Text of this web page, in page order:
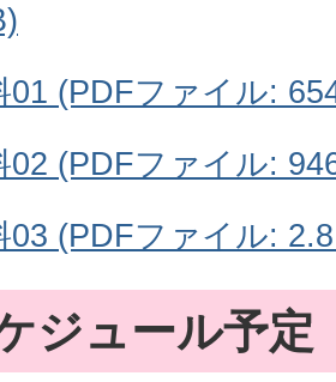
01 (PDFファイル:
02 (PDFファイル:
03 (PDFファイル:
ジュール予定